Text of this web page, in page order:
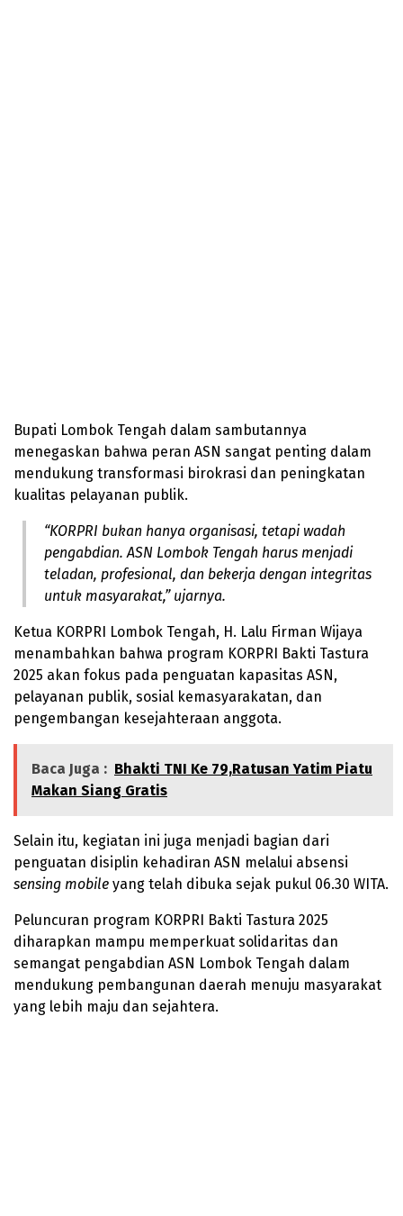
Bupati Lombok Tengah dalam sambutannya
menegaskan bahwa peran ASN sangat penting dalam
mendukung transformasi birokrasi dan peningkatan
kualitas pelayanan publik.
“KORPRI bukan hanya organisasi, tetapi wadah
pengabdian. ASN Lombok Tengah harus menjadi
teladan, profesional, dan bekerja dengan integritas
untuk masyarakat,” ujarnya.
Ketua KORPRI Lombok Tengah, H. Lalu Firman Wijaya
menambahkan bahwa program KORPRI Bakti Tastura
2025 akan fokus pada penguatan kapasitas ASN,
pelayanan publik, sosial kemasyarakatan, dan
pengembangan kesejahteraan anggota.
Baca Juga : Bhakti TNI Ke 79,Ratusan Yatim Piatu
Makan Siang Gratis
Selain itu, kegiatan ini juga menjadi bagian dari
penguatan disiplin kehadiran ASN melalui absensi
sensing mobile yang telah dibuka sejak pukul 06.30 WITA.
Peluncuran program KORPRI Bakti Tastura 2025
diharapkan mampu memperkuat solidaritas dan
semangat pengabdian ASN Lombok Tengah dalam
mendukung pembangunan daerah menuju masyarakat
yang lebih maju dan sejahtera.